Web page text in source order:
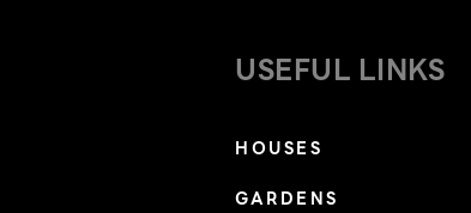
พืชทุกอย่างด้วยตัวเอง เช่น แสงสว่าง อุณหภูมิ
USEFUL LINKS
HOUSES
GARDENS